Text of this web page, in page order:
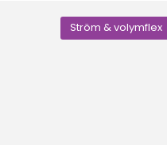
Ström & volymflex